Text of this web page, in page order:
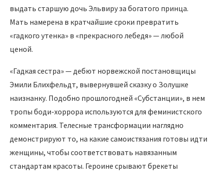
выдать старшую дочь Эльвиру за богатого принца.
Мать намерена в кратчайшие сроки превратить
«гадкого утенка» в «прекрасного лебедя» — любой
ценой.
«Гадкая сестра» — дебют норвежской постановщицы
Эмили Блихфельдт, вывернувшей сказку о Золушке
наизнанку. Подобно прошлогодней «Субстанции», в нем
тропы боди-хоррора используются для феминистского
комментария. Телесные трансформации наглядно
демонстрируют то, на какие самоистязания готовы идти
женщины, чтобы соответствовать навязанным
стандартам красоты. Героине срывают брекеты